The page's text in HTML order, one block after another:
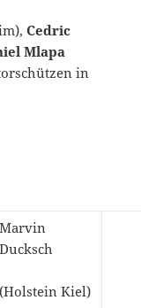
Cedric
Mlapa
in
Marvin
Ducksch
(Holstein Kiel)